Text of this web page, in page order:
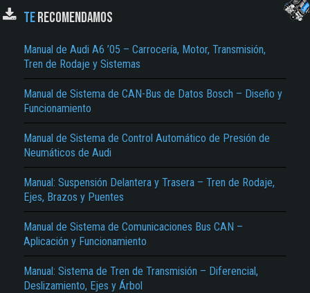
TERECOMENDAMOS
Manual de Audi A6 ’05 – Carrocería, Motor, Transmisión,
Tren de Rodaje y Sistemas
Manual de Sistema de CAN-Bus de Datos Bosch – Diseño y
Funcionamiento
Manual de Sistema de Control Automático de Presión de
Neumáticos de Audi
Manual: Suspensión Delantera y Trasera – Tren de Rodaje,
Ejes, Brazos y Puentes
Manual de Sistema de Comunicaciones Bus CAN –
Aplicación y Funcionamiento
Manual: Sistema de Tren de Transmisión – Diferencial,
Deslizamiento, Ejes y Árbol
El Título es incorrecto según el contenido.
No carga o no se visualiza el contenido.
Reportar otro tipo de error...